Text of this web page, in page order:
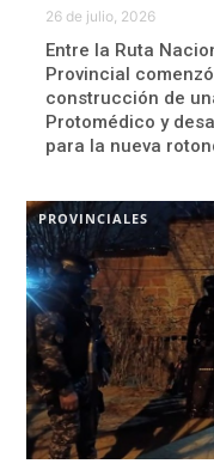
26 de julio, 2026
Entre la Ruta
Provincial
construcción de
Protomédico y
para la nueva
PROVINCIALES